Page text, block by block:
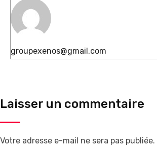
groupexenos@gmail.com
Laisser un commentaire
Votre adresse e-mail ne sera pas publiée.